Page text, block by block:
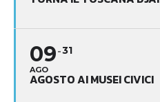
09
AGO
31
AGOSTO AI MUSEI CIVICI